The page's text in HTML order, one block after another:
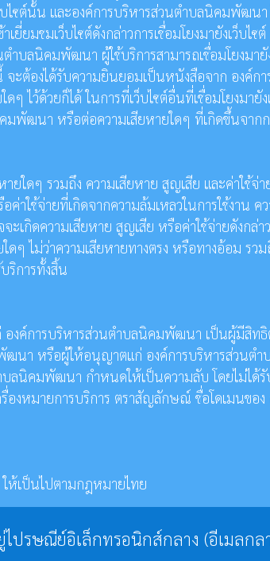
ซต์นั้น และองค์การบริหารส่วนตำบลนิคมพัฒนา
ยมชมเว็บไซต์ดังกล่าวการเชื่อมโยงมายังเว็บ
ตำบลนิคมพัฒนา ผู้ใช้บริการสามารถเชื่อมโยง
จะต้องได้รับความยินยอมเป็นหนังสือจาก อง
ไว้ด้วยก็ได้ ในการที่เว็บไซต์อื่นที่เชื่อมโยงม
มพัฒนา หรือต่อความเสียหายใดๆ ที่เกิดขึ้นจากก
ดๆ รวมถึง ความเสียหาย สูญเสีย และค่าใช้จ่
ค่าใช้จ่ายที่เกิดจากความล้มเหลวในการใช้งา
เกิดความเสียหาย สูญเสีย หรือค่าใช้จ่ายดัง
ดๆ ไม่ว่าความเสียหายทางตรง หรือทางอ้อม
ริการทั้งสิ้น
ค์การบริหารส่วนตำบลนิคมพัฒนา เป็นผู้มีสิท
นา หรือผู้ให้อนุญาตแก่ องค์การบริหารส่วนต
ำบลนิคมพัฒนา กำหนดให้เป็นความลับ โดยไ
ครื่องหมายการบริการ ตราสัญลักษณ์ ชื่อโดเม
ห้เป็นไปตามกฎหมายไทย
ไปรษณีย์อิเล็กทรอนิกส์กลาง (อีเมลกล